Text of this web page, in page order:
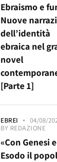
Ebraismo e
Nuove
dell’identità
ebraica nel
novel
[Parte 1]
EBREI
04/08/
BY REDAZIONE
«Con Genesi
Esodo il